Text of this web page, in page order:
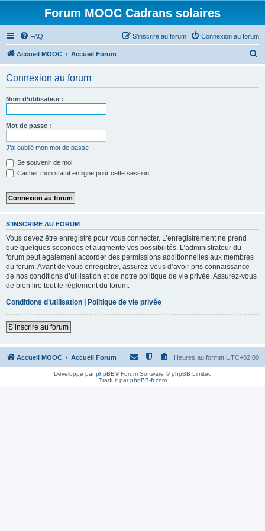
Forum MOOC Cadrans solaires
FAQ Connexion au forum
S’inscrire au forum
Accueil MOOC Accueil Forum
Connexion au forum
Nom d’utilisateur :
Mot de passe :
J’ai oublié mon mot de passe
Se souvenir de moi
Cacher mon statut en ligne pour cette session
S’INSCRIRE AU FORUM
Vous devez être enregistré pour vous connecter. L’enregistrement ne prend
que quelques secondes et augmente vos possibilités. L’administrateur du
forum peut également accorder des permissions additionnelles aux membres
du forum. Avant de vous enregistrer, assurez-vous d’avoir pris connaissance
de nos conditions d’utilisation et de notre politique de vie privée. Assurez-vous
de bien lire tout le règlement du forum.
Conditions d’utilisation | Politique de vie privée
S’inscrire au forum
Accueil MOOC Accueil Forum Heures au format UTC+02:00
Développé parphpBB® Forum Software © phpBB Limited
Traduit parphpBB-fr.com